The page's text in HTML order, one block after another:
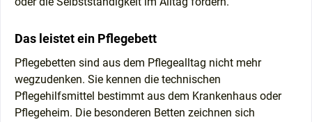
Das leistet ein Pflegebett
Pflegebetten sind aus dem Pflegealltag nicht mehr
wegzudenken. Sie kennen die technischen
Pflegehilfsmittel bestimmt aus dem Krankenhaus oder
Pflegeheim. Die besonderen Betten zeichnen sich